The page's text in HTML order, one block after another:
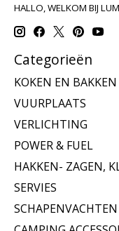
HALLO, WELKOM BIJ
Categorieën
KOKEN EN BAKKEN
VUURPLAATS
VERLICHTING
POWER & FUEL
HAKKEN- ZAGEN,
SERVIES
SCHAPENVACHTEN